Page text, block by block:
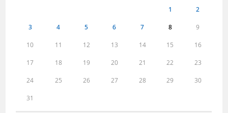
1 2
3 4 5 6 7 8 9
10 11 12 13 14 15 16
17 18 19 20 21 22 23
24 25 26 27 28 29 30
31